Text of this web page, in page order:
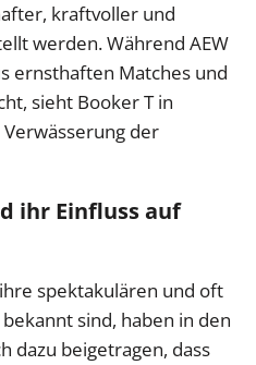
kraftvoller und
werden. Während AEW
ernsthaften Matches und
sieht Booker T in
der
ihr Einfluss auf
spektakulären und oft
sind, haben in den
dazu beigetragen, dass